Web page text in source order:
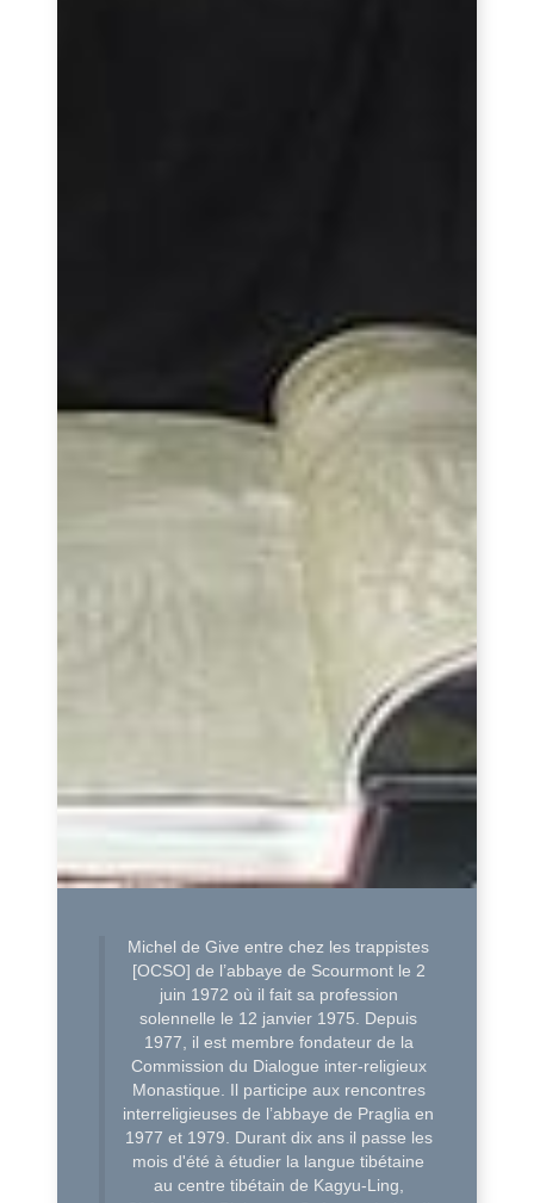
Michel de Give entre chez les trappistes
[OCSO] de l’abbaye de Scourmont le 2
juin 1972 où il fait sa profession
solennelle le 12 janvier 1975. Depuis
1977, il est membre fondateur de la
Commission du Dialogue inter-religieux
Monastique. Il participe aux rencontres
interreligieuses de l’abbaye de Praglia en
1977 et 1979. Durant dix ans il passe les
mois d'été à étudier la langue tibétaine
au centre tibétain de Kagyu-Ling,